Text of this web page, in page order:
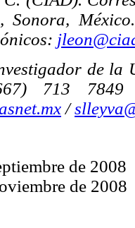
Sonora,
de la
713
/
de 2008
de 2008